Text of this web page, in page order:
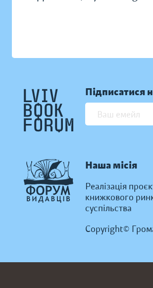
Підписатися
Наша місія
Реалізація
книжкового
суспільства
Copyright©